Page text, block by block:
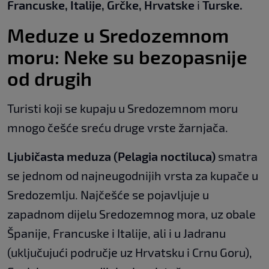
Francuske, Italije, Grčke, Hrvatske i Turske.
Meduze u Sredozemnom
moru: Neke su bezopasnije
od drugih
Turisti koji se kupaju u Sredozemnom moru
mnogo češće sreću druge vrste žarnjača.
Ljubičasta meduza (Pelagia noctiluca) smatra
se jednom od najneugodnijih vrsta za kupače u
Sredozemlju. Najčešće se pojavljuje u
zapadnom dijelu Sredozemnog mora, uz obale
Španije, Francuske i Italije, ali i u Jadranu
(uključujući područje uz Hrvatsku i Crnu Goru),